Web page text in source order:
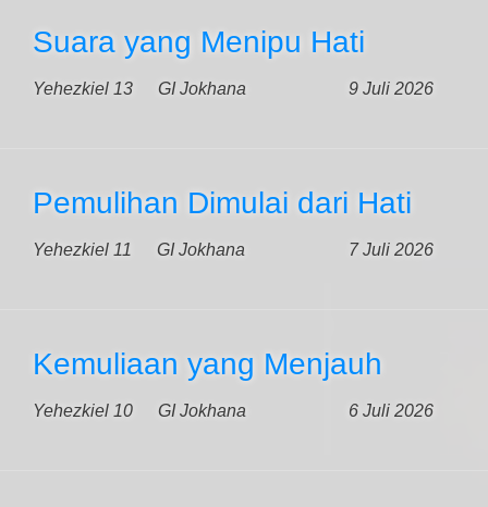
Suara yang Menipu Hati
Yehezkiel 13 9 Juli 2026
GI Jokhana
Pemulihan Dimulai dari Hati
Yehezkiel 11 7 Juli 2026
GI Jokhana
Kemuliaan yang Menjauh
Yehezkiel 10 6 Juli 2026
GI Jokhana